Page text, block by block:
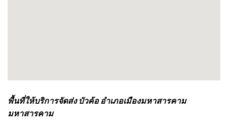
พื้นที่ให้บริการจัดส่ง บัวค้อ อำเภอเมืองมหาสารคาม
มหาสารคาม